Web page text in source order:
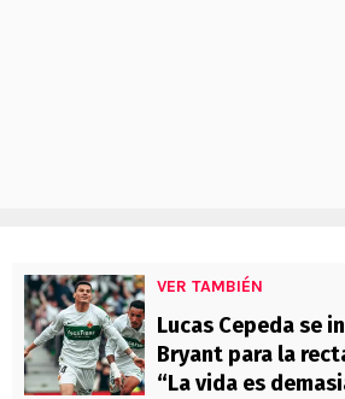
VER TAMBIÉN
Lucas Cepeda se
Bryant para la
“La vida es